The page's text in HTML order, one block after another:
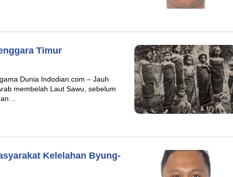
Timur
Dunia Indodian.com – Jauh
membelah Laut Sawu, sebelum
Kelelahan Byung-